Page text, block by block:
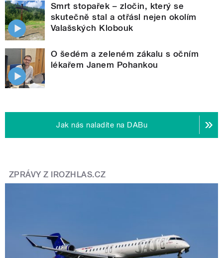
Smrt stopařek – zločin, který se
skutečně stal a otřásl nejen okolím
Valašských Klobouk
O šedém a zeleném zákalu s očním
lékařem Janem Pohankou
Jak nás naladíte na DABu
ZPRÁVY Z IROZHLAS.CZ